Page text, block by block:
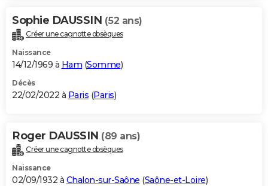
Sophie DAUSSIN (52 ans)
Créer une cagnotte obsèques
Naissance
14/12/1969 à Ham (Somme)
Décès
22/02/2022 à Paris (Paris)
Roger DAUSSIN (89 ans)
Créer une cagnotte obsèques
Naissance
02/09/1932 à Chalon-sur-Saône (Saône-et-Loire)